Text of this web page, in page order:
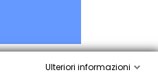
Ulteriori informazioni